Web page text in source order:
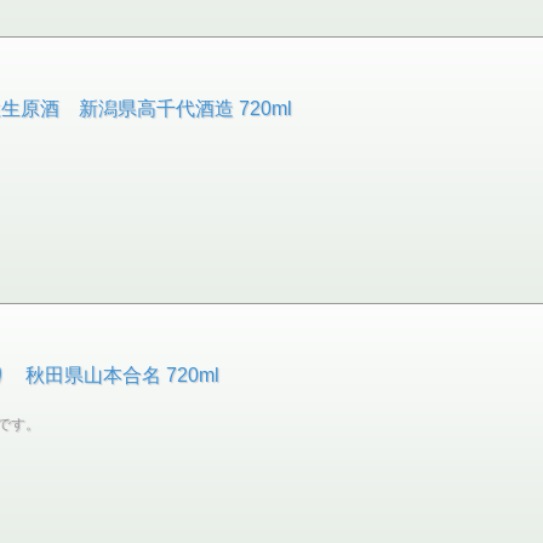
原酒 新潟県高千代酒造 720ml
秋田県山本合名 720ml
す。